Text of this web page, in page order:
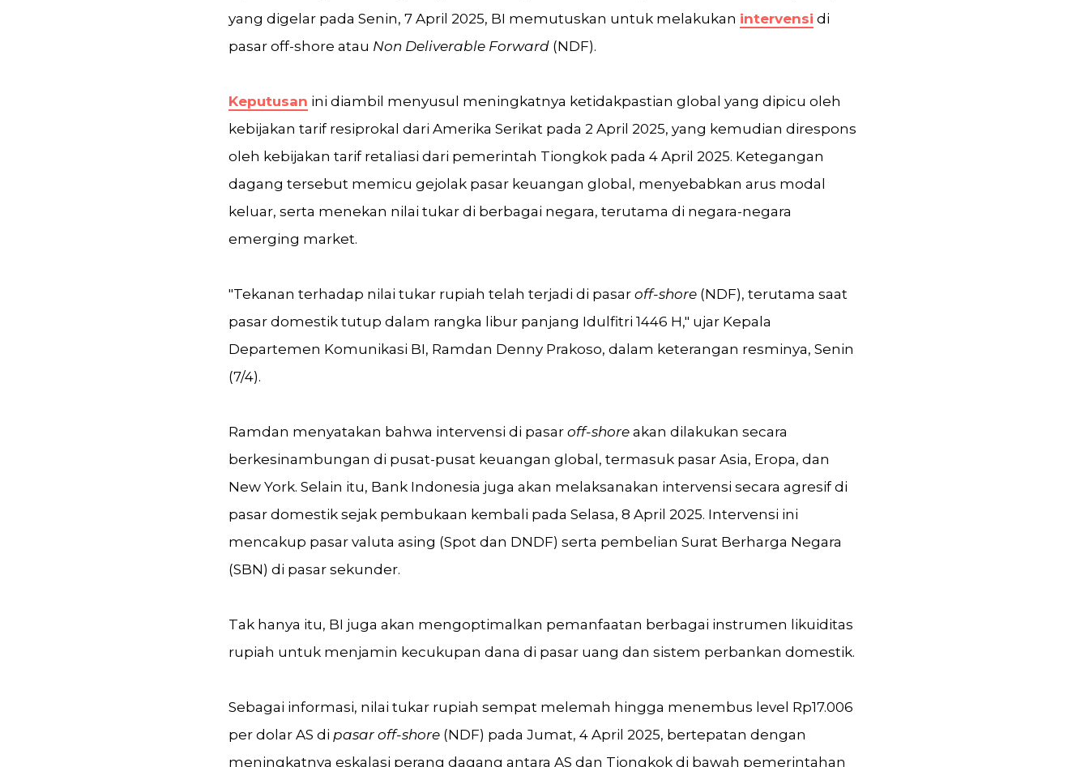
yang digelar pada Senin, 7 April 2025, BI memutuskan untuk melakukan intervensi di
pasar off-shore atau Non Deliverable Forward (NDF).
Keputusan ini diambil menyusul meningkatnya ketidakpastian global yang dipicu oleh
kebijakan tarif resiprokal dari Amerika Serikat pada 2 April 2025, yang kemudian direspons
oleh kebijakan tarif retaliasi dari pemerintah Tiongkok pada 4 April 2025. Ketegangan
dagang tersebut memicu gejolak pasar keuangan global, menyebabkan arus modal
keluar, serta menekan nilai tukar di berbagai negara, terutama di negara-negara
emerging market.
"Tekanan terhadap nilai tukar rupiah telah terjadi di pasar off-shore (NDF), terutama saat
pasar domestik tutup dalam rangka libur panjang Idulfitri 1446 H," ujar Kepala
Departemen Komunikasi BI, Ramdan Denny Prakoso, dalam keterangan resminya, Senin
(7/4).
Ramdan menyatakan bahwa intervensi di pasar off-shore akan dilakukan secara
berkesinambungan di pusat-pusat keuangan global, termasuk pasar Asia, Eropa, dan
New York. Selain itu, Bank Indonesia juga akan melaksanakan intervensi secara agresif di
pasar domestik sejak pembukaan kembali pada Selasa, 8 April 2025. Intervensi ini
mencakup pasar valuta asing (Spot dan DNDF) serta pembelian Surat Berharga Negara
(SBN) di pasar sekunder.
Tak hanya itu, BI juga akan mengoptimalkan pemanfaatan berbagai instrumen likuiditas
rupiah untuk menjamin kecukupan dana di pasar uang dan sistem perbankan domestik.
Sebagai informasi, nilai tukar rupiah sempat melemah hingga menembus level Rp17.006
per dolar AS di pasar off-shore (NDF) pada Jumat, 4 April 2025, bertepatan dengan
meningkatnya eskalasi perang dagang antara AS dan Tiongkok di bawah pemerintahan